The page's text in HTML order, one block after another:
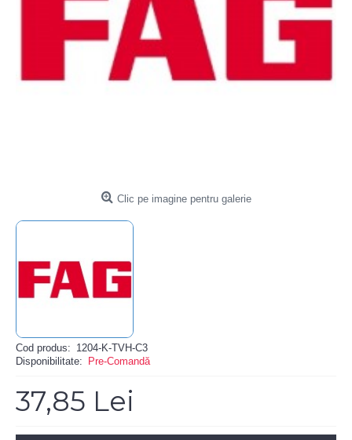
Clic pe imagine pentru galerie
Cod produs: 1204-K-TVH-C3
Disponibilitate:
Pre-Comandă
37,85 Lei